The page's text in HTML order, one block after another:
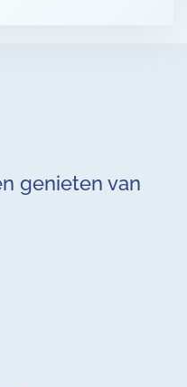
genieten van